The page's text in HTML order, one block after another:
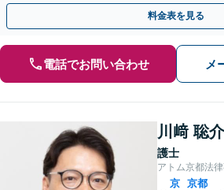
【完全個室】【休日・夜間は要相談】【丸太町
料金表を見る
電話でお問い合わせ メ
川﨑 聡
護士
アトム京都法
京
京都